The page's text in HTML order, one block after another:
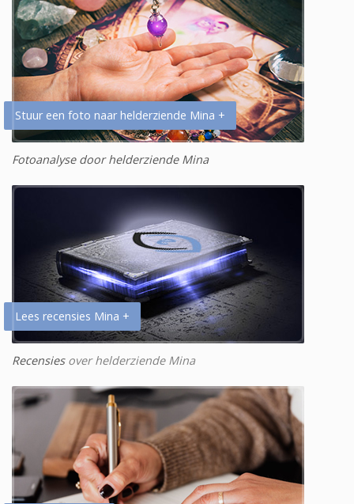
Stuur een foto naar helderziende Mina +
Fotoanalyse door helderziende Mina
Lees recensies Mina +
Recensiesover helderziende Mina